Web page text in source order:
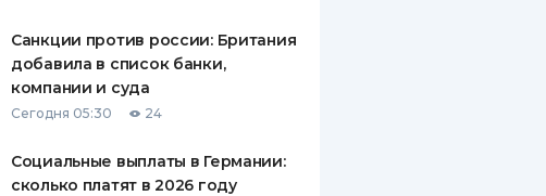
ПУТЕВОДИТЕЛИ ПО
СТРАХОВАНИЮ
ВСЕ СТРАХОВЫЕ ПОЛИСЫ
ОТЗЫВЫ О СТРАХОВЫХ
Санкции против россии: Британия
добавила в список банки,
компании и суда
Сегодня 05:30 24
Социальные выплаты в Германии:
сколько платят в 2026 году